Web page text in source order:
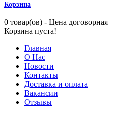
Корзина
0 товар(ов) - Цена договорная
Корзина пуста!
Главная
О Нас
Новости
Контакты
Доставка и оплата
Вакансии
Отзывы